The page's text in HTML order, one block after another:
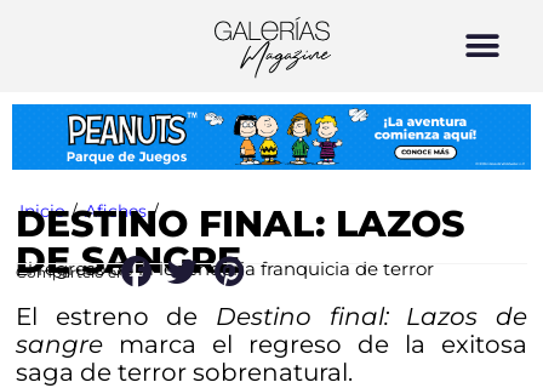
Inicio / Afiches /
DESTINO FINAL: LAZOS
DE SANGRE
El regreso de la legendaria franquicia de terror
Compártelo en:
El estreno de Destino final: Lazos de
sangre marca el regreso de la exitosa
saga de terror sobrenatural.